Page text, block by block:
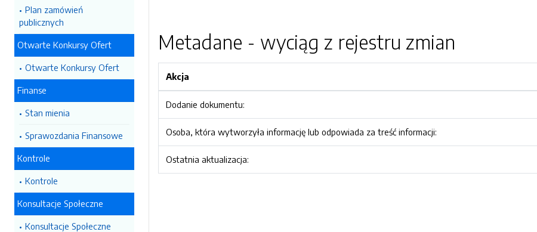
Plan zamówień
publicznych
Otwarte Konkursy Ofert
Otwarte Konkursy Ofert
Finanse
Stan mienia
Sprawozdania Finansowe
Kontrole
Kontrole
Konsultacje Społeczne
Konsultacje Społeczne
Metadane - wyciąg z rejestru zmian
Akcja
Dodanie dokumentu:
Osoba, która wytworzyła informację lub odpowiada za treść informacji:
Ostatnia aktualizacja: